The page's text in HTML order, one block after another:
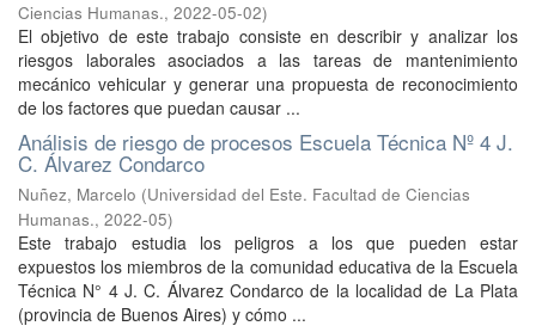
Ciencias Humanas., 2022-05-02)
El objetivo de este trabajo consiste en describir y analizar los
riesgos laborales asociados a las tareas de mantenimiento
mecánico vehicular y generar una propuesta de reconocimiento
de los factores que puedan causar ...
Análisis de riesgo de procesos Escuela Técnica Nº 4 J.
C. Álvarez Condarco
Nuñez, Marcelo (Universidad del Este. Facultad de Ciencias
Humanas., 2022-05)
Este trabajo estudia los peligros a los que pueden estar
expuestos los miembros de la comunidad educativa de la Escuela
Técnica N° 4 J. C. Álvarez Condarco de la localidad de La Plata
(provincia de Buenos Aires) y cómo ...